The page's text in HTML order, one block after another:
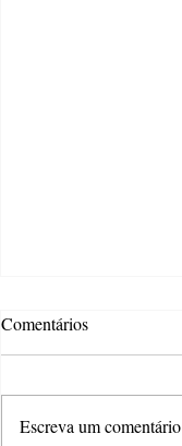
Comentários
Escreva um comentário